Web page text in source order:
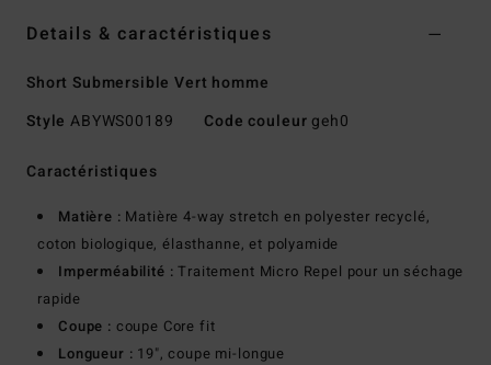
Details & caractéristiques
Short Submersible Vert homme
Style ABYWS00189 Code couleur geh0
Caractéristiques
Matière : Matière 4-way stretch en polyester recyclé,
coton biologique, élasthanne, et polyamide
Imperméabilité : Traitement Micro Repel pour un séchage
rapide
Coupe : coupe Core fit
Longueur : 19", coupe mi-longue